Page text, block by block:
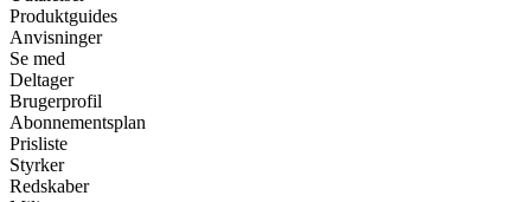
Produktguides
Anvisninger
Se med
Deltager
Brugerprofil
Abonnementsplan
Prisliste
Styrker
Redskaber